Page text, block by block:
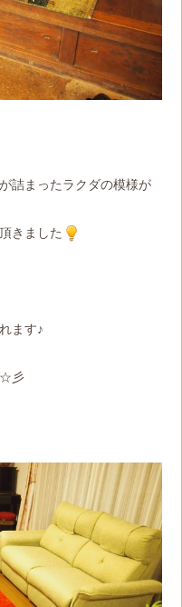
詰まったラクダの模様が
きました
ます♪
☆彡